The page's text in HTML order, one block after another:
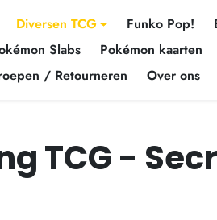
Diversen TCG Funko Pop!
Slabs Pokémon kaarten
/ Retourneren
Over ons
TCG -